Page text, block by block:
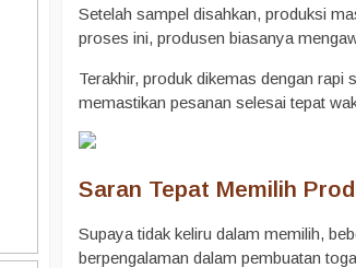
Setelah sampel disahkan, produksi
proses ini, produsen biasanya
Terakhir, produk dikemas dengan
memastikan pesanan selesai tepat
Saran Tepat Memilih
Supaya tidak keliru dalam memilih,
berpengalaman dalam pembuatan